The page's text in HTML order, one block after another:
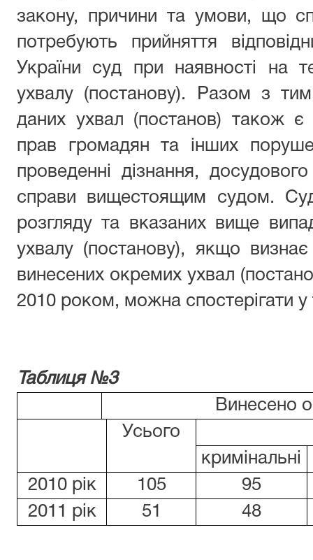
закону, причини та умови, що
потребують прийняття
України суд при наявності на
ухвалу (постанову). Разом з
даних ухвал (постанов) також
прав громадян та інших
проведенні дізнання,
справи вищестоящим судом.
розгляду та вказаних вище
ухвалу (постанову), якщо визнає
винесених окремих ухвал
2010 роком, можна спостерігати
Таблиця №3
Винесено
Усього
кримінальні
2010 рік
105
95
2011 рік
51 48